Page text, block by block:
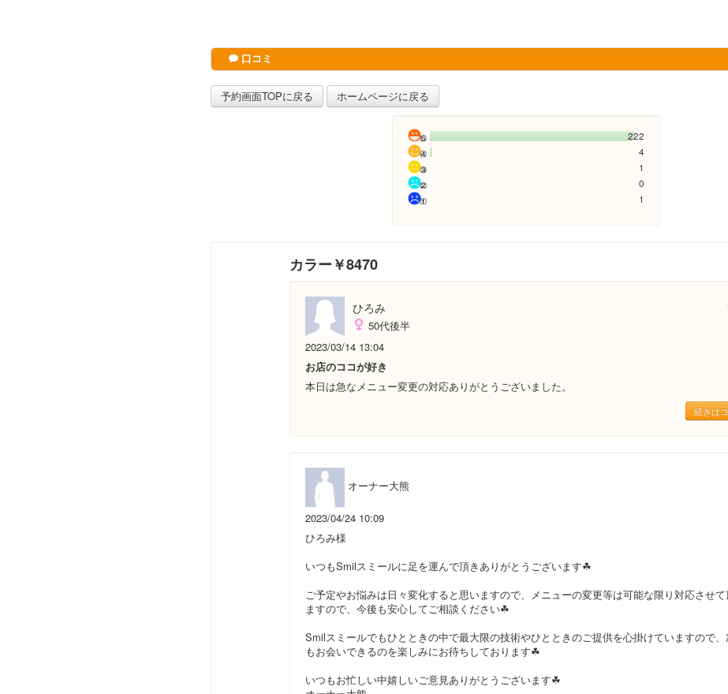
口コミ
予約画面TOPに戻る ホームページに戻る
222
4
1
0
1
カラー￥8470
ひろみ
50代後半
2023/03/14 13:04
お店のココが好き
本日は急なメニュー変更の対応ありがとうございました。
続きは
オーナー大熊
2023/04/24 10:09
ひろみ様
いつもSmilスミールに足を運んで頂きありがとうございます☘
ご予定やお悩みは日々変化すると思いますので、メニューの変更等は可能な限り対応させて
ますので、今後も安心してご相談ください☘
Smilスミールでもひとときの中で最大限の技術やひとときのご提供を心掛けていますので、
もお会いできるのを楽しみにお待ちしております☘
いつもお忙しい中嬉しいご意見ありがとうございます☘